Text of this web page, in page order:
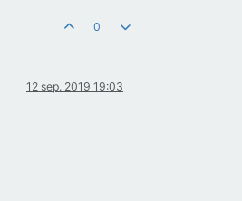
0
12 sep. 2019 19:03